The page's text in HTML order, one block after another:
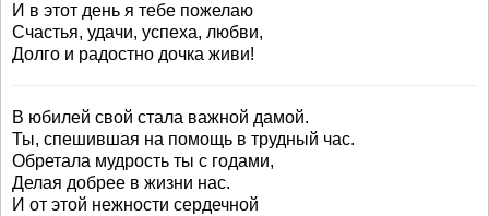
И в этот день я тебе пожелаю
Счастья, удачи, успеха, любви,
Долго и радостно дочка живи!
В юбилей свой стала важной дамой.
Ты, спешившая на помощь в трудный час.
Обретала мудрость ты с годами,
Делая добрее в жизни нас.
И от этой нежности сердечной